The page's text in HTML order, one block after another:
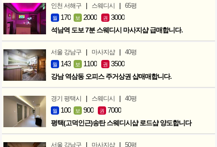
인천 서해구 | 스웨디시 | 65평
월 170 보 2000 권 3000
석남역 도보 7분 스웨디시 마사지샵 급매합니다.
서울 강남구 | 마사지샵 | 40평
월 143 보 1100 권 3500
강남 역삼동 오피스 주거상권 샵매매합니다.
경기 평택시 | 스웨디시 | 40평
월 100 보 900 권 7000
평택(고덕인근)송탄 스웨디시샵 로드샵 양도합니다
서울 강남구 | 마사지샵 | 50평